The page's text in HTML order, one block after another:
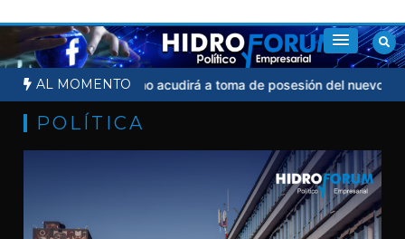
al
contenido
AL MOMENTO
Sheinbaum no acudirá a toma de posesión del nuevo
POLÍTICA